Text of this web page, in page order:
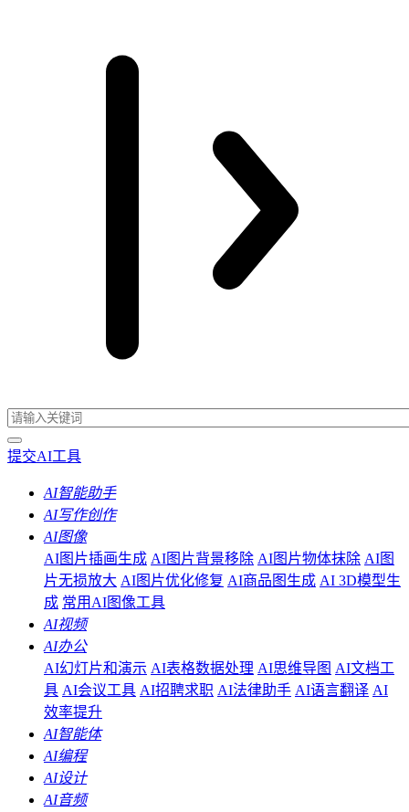
提交AI工具
AI智能助手
AI写作创作
AI图像
AI图片插画生成 AI图片背景移除 AI图片物体抹除 AI图
片无损放大 AI图片优化修复 AI商品图生成 AI 3D模型生
成 常用AI图像工具
AI视频
AI办公
AI幻灯片和演示 AI表格数据处理 AI思维导图 AI文档工
具 AI会议工具 AI招聘求职 AI法律助手 AI语言翻译 AI
效率提升
AI智能体
AI编程
AI设计
AI音频